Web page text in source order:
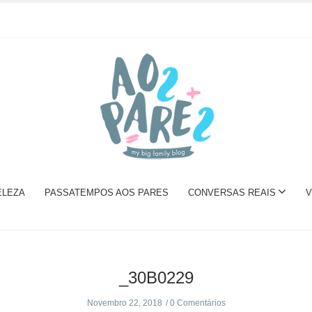
PASSATEMPOS AOS PARES CONVERSAS REAIS
_30B0229
Novembro 22, 2018 0 Comentários